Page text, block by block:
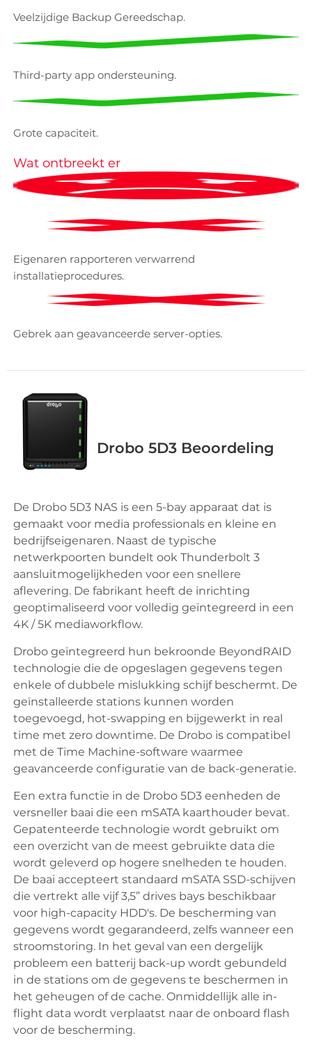
Veelzijdige Backup Gereedschap.
Third-party app ondersteuning.
Grote capaciteit.
Wat ontbreekt er
Eigenaren rapporteren verwarrend
installatieprocedures.
Gebrek aan geavanceerde server-opties.
Drobo 5D3 Beoordeling
De Drobo 5D3 NAS is een 5-bay apparaat dat is
gemaakt voor media professionals en kleine en
bedrijfseigenaren. Naast de typische
netwerkpoorten bundelt ook Thunderbolt 3
aansluitmogelijkheden voor een snellere
aflevering. De fabrikant heeft de inrichting
geoptimaliseerd voor volledig geïntegreerd in een
4K / 5K mediaworkflow.
Drobo geïntegreerd hun bekroonde BeyondRAID
technologie die de opgeslagen gegevens tegen
enkele of dubbele mislukking schijf beschermt. De
geïnstalleerde stations kunnen worden
toegevoegd, hot-swapping en bijgewerkt in real
time met zero downtime. De Drobo is compatibel
met de Time Machine-software waarmee
geavanceerde configuratie van de back-generatie.
Een extra functie in de Drobo 5D3 eenheden de
versneller baai die een mSATA kaarthouder bevat.
Gepatenteerde technologie wordt gebruikt om
een ​​overzicht van de meest gebruikte data die
wordt geleverd op hogere snelheden te houden.
De baai accepteert standaard mSATA SSD-schijven
die vertrekt alle vijf 3,5” drives bays beschikbaar
voor high-capacity HDD's. De bescherming van
gegevens wordt gegarandeerd, zelfs wanneer een
stroomstoring. In het geval van een dergelijk
probleem een ​​batterij back-up wordt gebundeld
in de stations om de gegevens te beschermen in
het geheugen of de cache. Onmiddellijk alle in-
flight data wordt verplaatst naar de onboard flash
voor de bescherming.